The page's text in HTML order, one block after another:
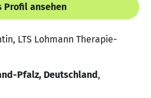
Profil ansehen
LTS Lohmann Therapie-
Pfalz, Deutschland,